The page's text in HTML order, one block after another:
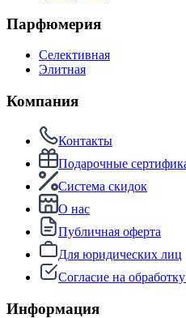
Парфюмерия
Селективная
Элитная
Компания
Контакты
Подарочные
Система скидок
О нас
Публичная оферта
Для юридических лиц
Согласие на
Информация